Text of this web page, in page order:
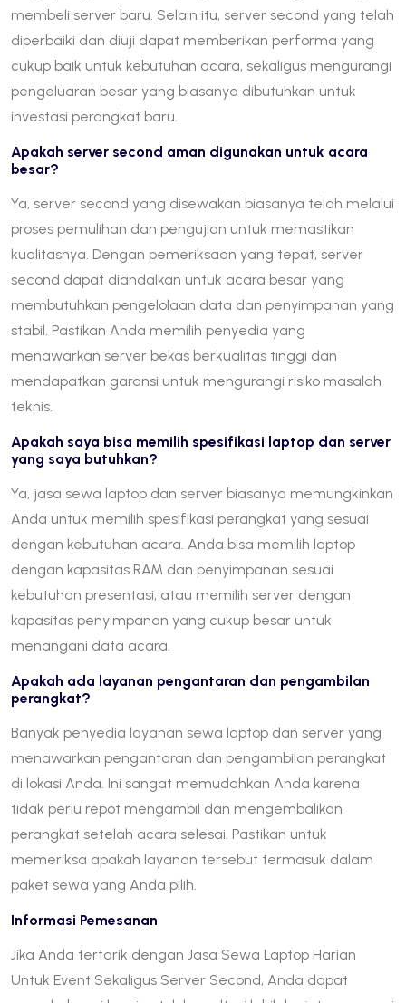
membeli server baru. Selain itu, server second yang telah
diperbaiki dan diuji dapat memberikan performa yang
cukup baik untuk kebutuhan acara, sekaligus mengurangi
pengeluaran besar yang biasanya dibutuhkan untuk
investasi perangkat baru.
Apakah server second aman digunakan untuk acara
besar?
Ya, server second yang disewakan biasanya telah melalui
proses pemulihan dan pengujian untuk memastikan
kualitasnya. Dengan pemeriksaan yang tepat, server
second dapat diandalkan untuk acara besar yang
membutuhkan pengelolaan data dan penyimpanan yang
stabil. Pastikan Anda memilih penyedia yang
menawarkan server bekas berkualitas tinggi dan
mendapatkan garansi untuk mengurangi risiko masalah
teknis.
Apakah saya bisa memilih spesifikasi laptop dan server
yang saya butuhkan?
Ya, jasa sewa laptop dan server biasanya memungkinkan
Anda untuk memilih spesifikasi perangkat yang sesuai
dengan kebutuhan acara. Anda bisa memilih laptop
dengan kapasitas RAM dan penyimpanan sesuai
kebutuhan presentasi, atau memilih server dengan
kapasitas penyimpanan yang cukup besar untuk
menangani data acara.
Apakah ada layanan pengantaran dan pengambilan
perangkat?
Banyak penyedia layanan sewa laptop dan server yang
menawarkan pengantaran dan pengambilan perangkat
di lokasi Anda. Ini sangat memudahkan Anda karena
tidak perlu repot mengambil dan mengembalikan
perangkat setelah acara selesai. Pastikan untuk
memeriksa apakah layanan tersebut termasuk dalam
paket sewa yang Anda pilih.
Informasi Pemesanan
Jika Anda tertarik dengan Jasa Sewa Laptop Harian
Untuk Event Sekaligus Server Second, Anda dapat